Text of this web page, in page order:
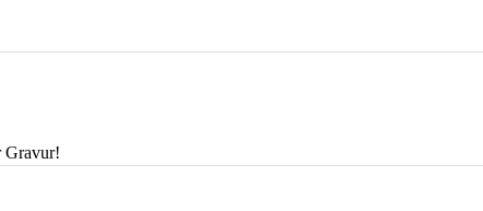
Gravur!